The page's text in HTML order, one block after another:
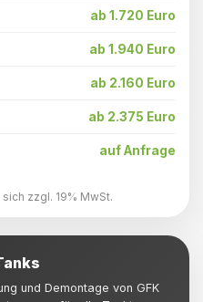
ab 1.720 Euro
ab 1.940 Euro
ab 2.160 Euro
ab 2.375 Euro
auf Anfrage
zzgl. 19% MwSt.
und Demontage von GFK